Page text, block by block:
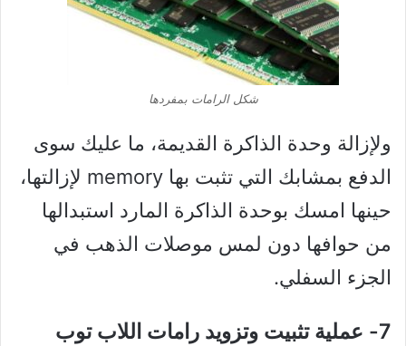
شكل الرامات بمفردها
ولإزالة وحدة الذاكرة القديمة، ما عليك سوى
الدفع بمشابك التي تثبت بها memory لإزالتها،
حينها امسك بوحدة الذاكرة المارد استبدالها
من حوافها دون لمس موصلات الذهب في
الجزء السفلي.
7- عملية تثبيت وتزويد رامات اللاب توب